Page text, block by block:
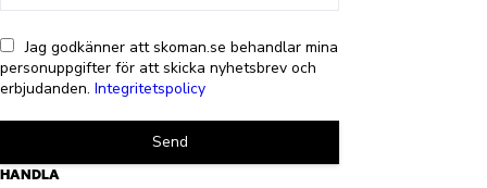
Jag godkänner att skoman.se behandlar mina
personuppgifter för att skicka nyhetsbrev och
erbjudanden. Integritetspolicy
Send
HANDLA